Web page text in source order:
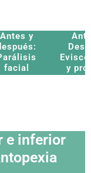
Antes y
facial
y
e inferior